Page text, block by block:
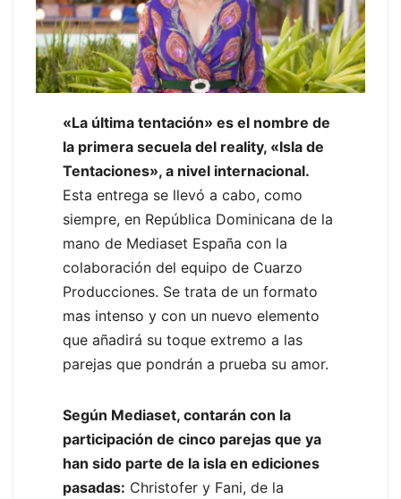
«La última tentación» es el nombre de
la primera secuela del reality, «Isla de
Tentaciones», a nivel internacional.
Esta entrega se llevó a cabo, como
siempre, en República Dominicana de la
mano de Mediaset España con la
colaboración del equipo de Cuarzo
Producciones. Se trata de un formato
mas intenso y con un nuevo elemento
que añadirá su toque extremo a las
parejas que pondrán a prueba su amor.
Según Mediaset, contarán con la
participación de cinco parejas que ya
han sido parte de la isla en ediciones
pasadas: Christofer y Fani, de la